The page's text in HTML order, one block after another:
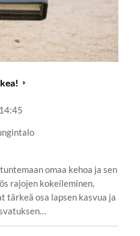
omaa kehoa ja sen
rajojen kokeileminen,
tärkeä osa lapsen kasvua ja